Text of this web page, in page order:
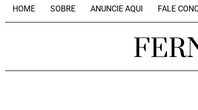
HOME SOBRE ANUNCIE AQUI FALE